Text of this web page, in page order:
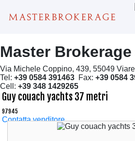
Master
Via Michele Coppino, 439, 55049
Tel: +39 0584 391463 Fax: +39 0584
Cell: +39 348 1429265
Guy couach yachts 37 metri
97945
Contatta venditore